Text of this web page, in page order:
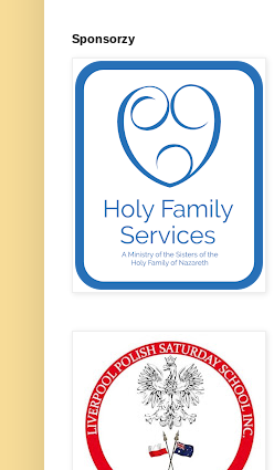
Sponsorzy